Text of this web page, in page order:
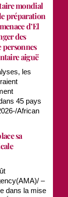
mondial
préparation
d’El
des
personnes
aiguë
les
45 pays
African
sa
–
dans la mise